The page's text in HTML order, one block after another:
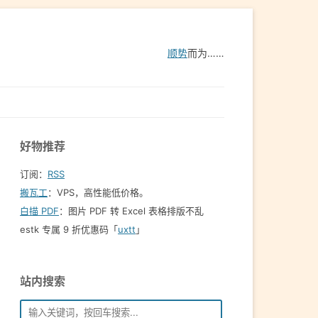
顺势而为……
好物推荐
订阅： RSS
搬瓦工：VPS，高性能低价格。️
白描 PDF：图片 PDF 转 Excel 表格排版不乱
estk 专属 9 折优惠码「uxtt 」
站内搜索